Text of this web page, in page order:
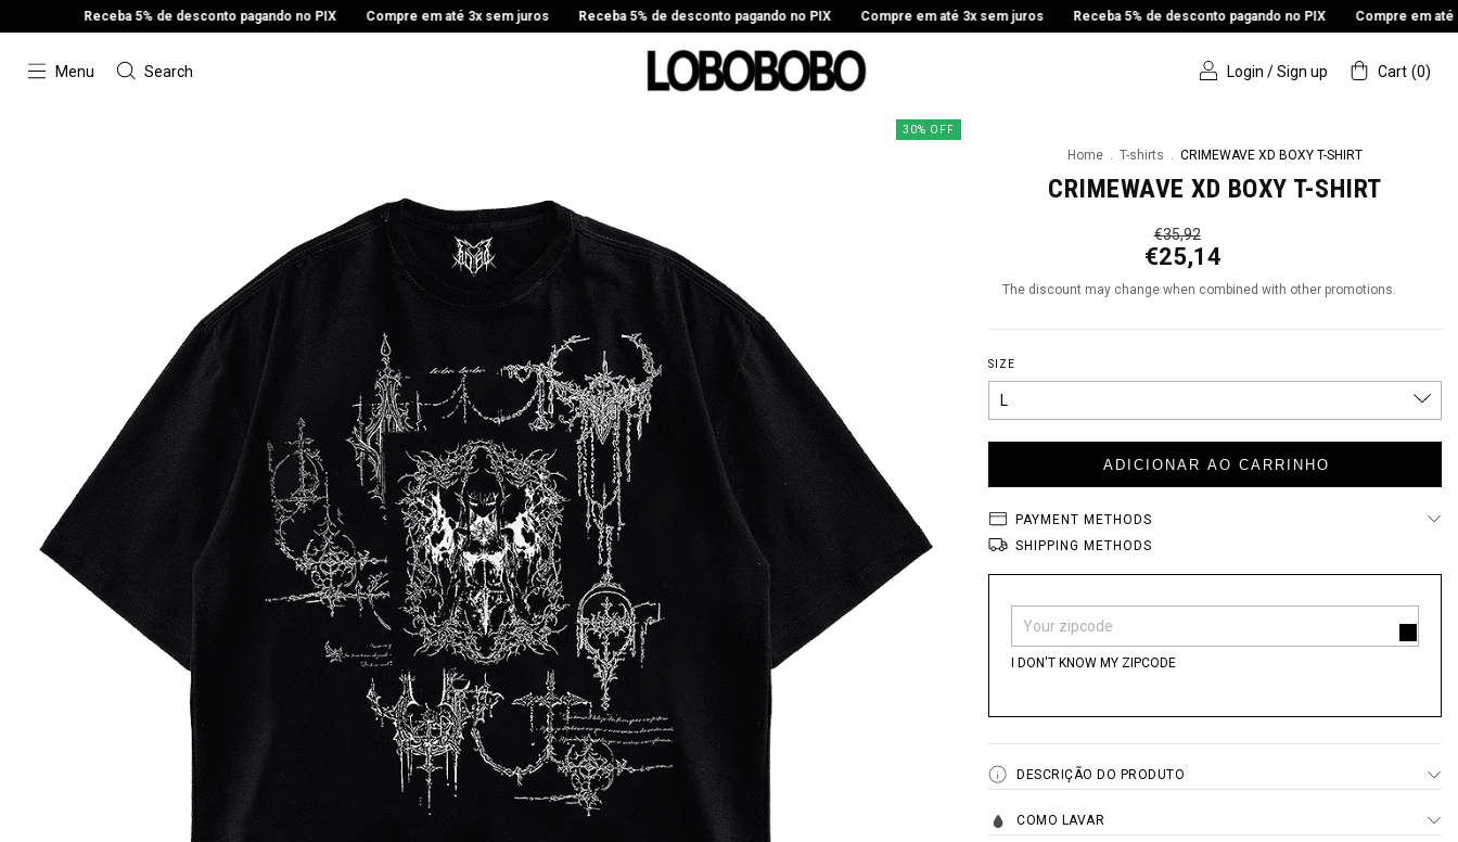
5% de desconto pagando no PIX Compre em até 3x sem juros Receba 5% de desconto pagando no PIX Compre em até 3x sem juros Receba 5% de desconto pagando no PIX Compre em até 3x sem juros
Menu Search Login /Sign up Cart (0)
30% OFF
Home . T-shirts . CRIMEWAVE XD BOXY T-SHIRT
CRIMEWAVE XD BOXY T-SHIRT
€35,92
€25,14
The discount may change when combined with other promotions.
SIZE
PAYMENT METHODS
SHIPPING METHODS
Shipping for zipcode: CHANGE ZIPCODE
I DON'T KNOW MY ZIPCODE
DESCRIÇÃO DO PRODUTO
COMO LAVAR